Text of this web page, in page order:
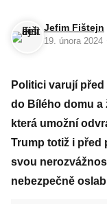
Jefim Fištejn
19. února 2024
Politici varují
do Bílého domu a
která umožní
Trump totiž i před
svou
nebezpečně